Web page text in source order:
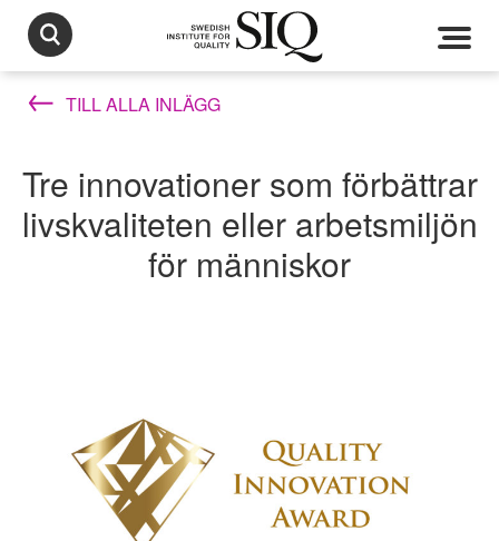
TILL ALLA INLÄGG
Tre innovationer som förbättrar
livskvaliteten eller arbetsmiljön
för människor